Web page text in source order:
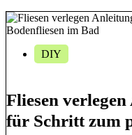
DIY
Fliesen
für Schritt zum